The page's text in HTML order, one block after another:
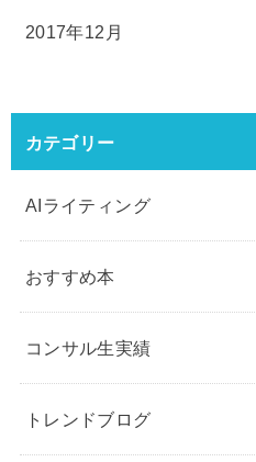
2017年12月
カテゴリー
AIライティング
おすすめ本
コンサル生実績
トレンドブログ